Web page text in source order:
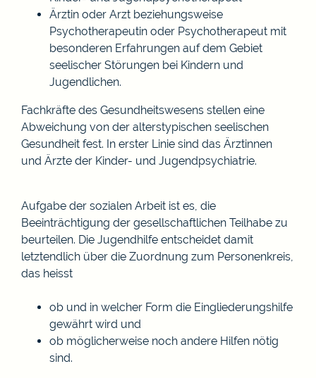
Ärztin oder Arzt beziehungsweise
Psychotherapeutin oder Psychotherapeut mit
besonderen Erfahrungen auf dem Gebiet
seelischer Störungen bei Kindern und
Jugendlichen.
Fachkräfte des Gesundheitswesens stellen eine
Abweichung von der alterstypischen seelischen
Gesundheit fest. In erster Linie sind das Ärztinnen
und Ärzte der Kinder- und Jugendpsychiatrie.
Aufgabe der sozialen Arbeit ist es, die
Beeinträchtigung der gesellschaftlichen Teilhabe zu
beurteilen. Die Jugendhilfe entscheidet damit
letztendlich über die Zuordnung zum Personenkreis,
das heisst
ob und in welcher Form die Eingliederungshilfe
gewährt wird und
ob möglicherweise noch andere Hilfen nötig
sind.